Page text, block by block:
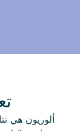
ألوريون هي